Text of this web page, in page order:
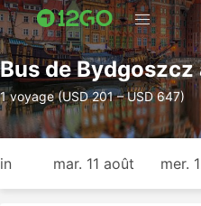
Bus de Bydgoszcz
1 voyage (USD 201 – USD 647)
mar. 11 août mer.